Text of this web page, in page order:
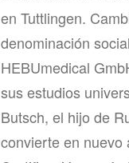
en Tuttlingen.
denominación
HEBUmedical
sus estudios
Butsch, el hijo de
convierte en nuevo